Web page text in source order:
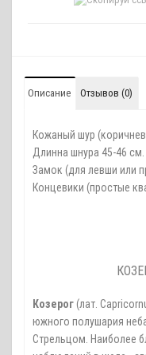
Описание Отзывов (0)
Кожаный шур
Длинна шнура 45-46 см.
Замок (для левши или
Концевики (простые
Козерог (лат.
южного полушария
Стрельцом. Наиболее